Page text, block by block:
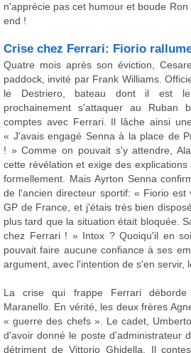
n'apprécie pas cet humour et boude
end !
Crise chez Ferrari: Fiorio
Quatre mois après son éviction,
paddock, invité par Frank Williams.
le Destriero, bateau dont il est
prochainement s'attaquer au
comptes avec Ferrari. Il lâche ainsi
« J'avais engagé Senna à la place de
! » Comme on pouvait s'y attendre,
cette révélation et exige des
formellement. Mais Ayrton Senna
de l'ancien directeur sportif: « Fiorio
GP de France, et j'étais très bien
plus tard que la situation était bloquée.
chez Ferrari ! » Intox ? Quoiqu'il en
pouvait faire aucune confiance à ses
argument, avec l'intention de s'en servir,
La crise qui frappe Ferrari
Maranello. En vérité, les deux frères
« guerre des chefs ». Le cadet,
d'avoir donné le poste d'administrateur
détriment de Vittorio Ghidella. Il